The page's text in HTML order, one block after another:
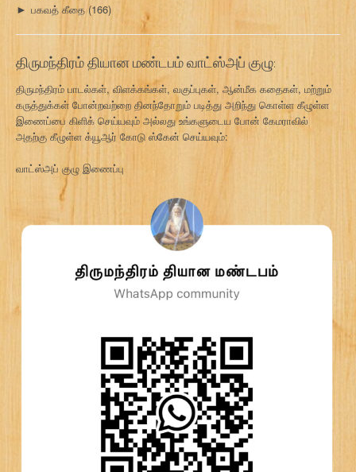
► பகவத் கீதை(166)
திருமந்திரம் தியான மண்டபம் வாட்ஸ்அப் குழு:
திருமந்திரம் பாடல்கள், விளக்கங்கள், வகுப்புகள், ஆன்மீக கதைகள், மற்றும்
கருத்துக்கள் போன்றவற்றை தினந்தோறும் படித்து அறிந்து கொள்ள கீழுள்ள
இணைப்பை கிளிக் செய்யவும் அல்லது உங்களுடைய போன் கேமராவில்
அதற்கு கீழுள்ள க்யூஆர் கோடு ஸ்கேன் செய்யவும்:
வாட்ஸ்அப் குழு இணைப்பு